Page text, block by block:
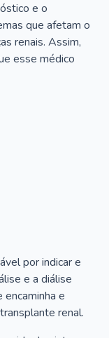
e o
que afetam o
renais. Assim,
esse médico
por indicar e
e a diálise
e
renal.